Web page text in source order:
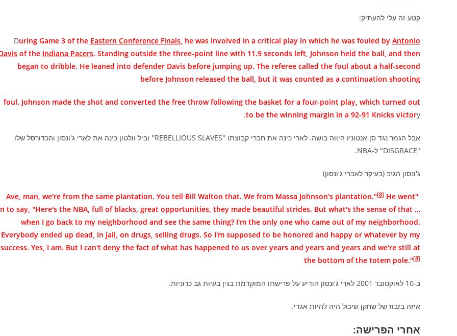
קטע זה עלי להעתיק:
During Game 3 of the Eastern Conference Finals, he was involved in a critical play in which he was fouled by Antonio
of the Indiana Pacers. Standing outside the three-point line with 11.9 seconds left, Johnson held the ball, and then
began to dribble. He leaned into defender Davis before jumping up. The referee called the foul about a half-second
before Johnson released the ball, but it was counted as a continuation shooting
foul. Johnson made the shot and converted the free throw following the basket for a four-point play, which turned out
to be the winning margin in a 92-91 Knicks victory.
אבל הגמר נגד סן אנטוניו היווה בושה. לארי כינה את חברי קבוצתו "REBELLIOUS SLAVES" וביל וולטון כינה את לארי ג'ונסון והכדורסל שלו
"DISGRACE" ל-NBA.
ג'ונסון הגיב (בעיקר לאברי ג'ונסון)
"Ave, man, we're from the same plantation. You tell Bill Walton that. We from Massa Johnson's plantation."
[8] He went
to say, "Here's the NBA, full of blacks, great opportunities, they made beautiful strides. But what's the sense of that …
when I go back to my neighborhood and see the same thing? I'm the only one who came out of my neighborhood.
Everybody ended up dead, in jail, on drugs, selling drugs. So I'm supposed to be honored and happy or whatever by my
success. Yes, I am. But I can't deny the fact of what has happened to us over years and years and years and we're still at
the bottom of the totem pole."[8]
ב-10 לאוקטובר 2001 לארי ג'ונסון הודיע על פרישתו המוקדמת בגין בעיות גב כרוניות.
איזה בזבוז של שחקן שיכול היה להיות אגדי.
אחרי הפרישה: